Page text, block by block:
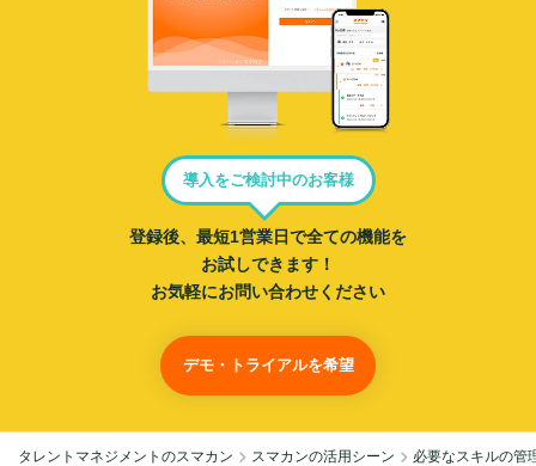
導入をご検討中のお客様
登録後、最短1営業日で全ての機能を
お試しできます！
お気軽にお問い合わせください
デモ・トライアルを希望
タレントマネジメントのスマカン スマカンの活用シーン 必要なスキルの管